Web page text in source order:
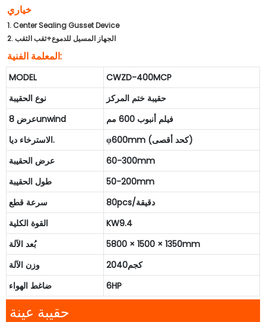
خياري
1. Center Sealing Gusset Device
2. الجهاز المسيل للدموع+ثقب الثقب
المعلمة الفنية:
MODEL
CWZD-400MCP
نوع الحقيبة
حقيبة ختم المركز
عرض 8unwind
فيلم أنبوب 600 مم
الاسترخاء ديا.
φ600mm (كحد أقصى)
عرض الحقيبة
60-300mm
طول الحقيبة
50-200mm
سرعة قطع
80pcs/دقيقة
القوة الكلية
KW9.4
بُعد الآلة
5800 × 1500 × 1350mm
وزن الآلة
كجم2040
ضاغط الهواء
6HP
حقيبة عينة